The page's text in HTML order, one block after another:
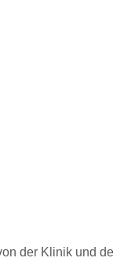
der Klinik und